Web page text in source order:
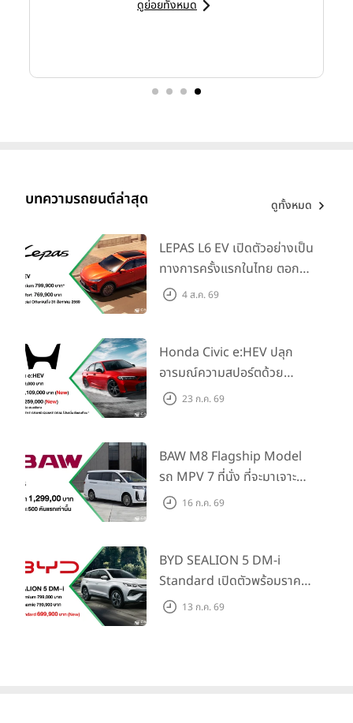
ดูย่อยทั้งหมด
บทความรถยนต์ล่าสุด ดูทั้งหมด
LEPAS L6 EV เปิดตัวอย่างเป็น
ทางการครั้งแรกในไทย ตอกย้ำ
วิสัยทัศน์ “Drive Your
4 ส.ค. 69
Honda Civic e:HEV ปลุก
อารมณ์ความสปอร์ตด้วย
Honda S+ Shift ครั้งแรกใน
Traffic Monitor เพียงจอง
ภายใน 31 ก.ค. 2569 รับบัตร
น้ำมันมูลค่า 10,000 บาท
23 ก.ค. 69
BAW M8 Flagship Model
รถ MPV 7 ที่นั่ง ที่จะมาเจาะ
ตลาดครอบครัวและองค์กรยุค
แรก)
16 ก.ค. 69
BYD SEALION 5 DM-i
Standard เปิดตัวพร้อมราคา
คาดการณ์ 699,900 บาท รุ่น
13 ก.ค. 69